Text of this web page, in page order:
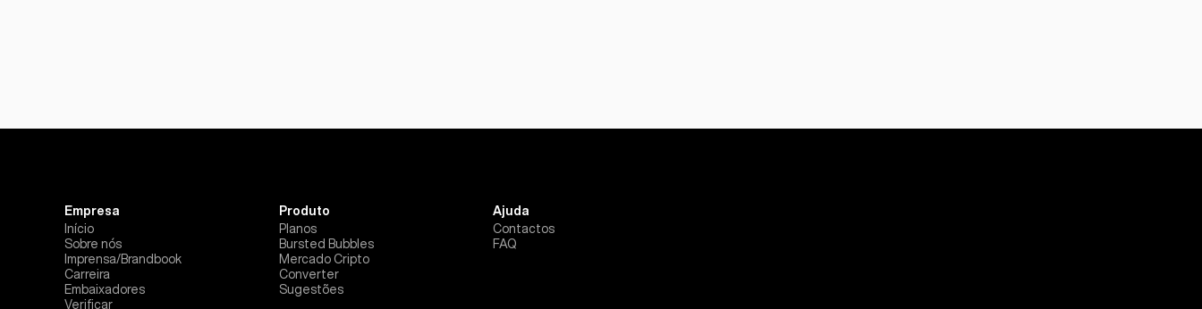
Empresa
Início
Sobre nós
Imprensa/Brandbook
Carreira
Embaixadores
Verificar
Produto
Planos
Bursted Bubbles
Mercado Cripto
Converter
Sugestões
Ajuda
Contactos
FAQ